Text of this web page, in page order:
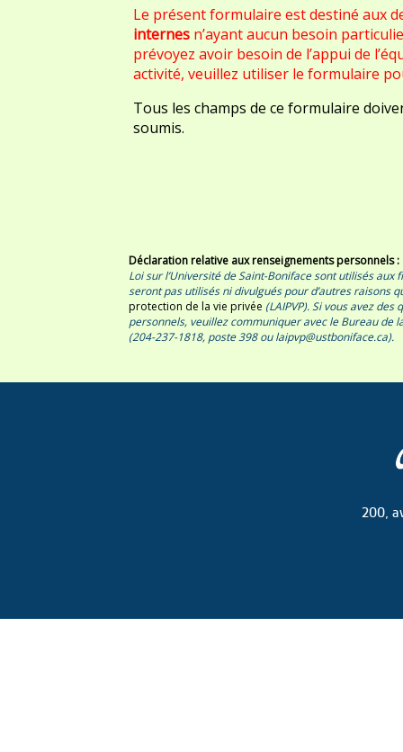
Le présent formulaire est destiné aux
internes n’ayant aucun besoin
prévoyez avoir besoin de l’appui de
activité, veuillez utiliser le formulaire
Tous les champs de ce formulaire
soumis.
Déclaration relative aux renseignements personnels :
Loi sur l’Université de Saint-Boniface sont utilisés
seront pas utilisés ni divulgués pour d’autres raisons
protection de la vie privée (LAIPVP). Si vous avez
personnels, veuillez communiquer avec le Bureau de
(204-237-1818, poste 398 ou laipvp@ustboniface.ca).
200,